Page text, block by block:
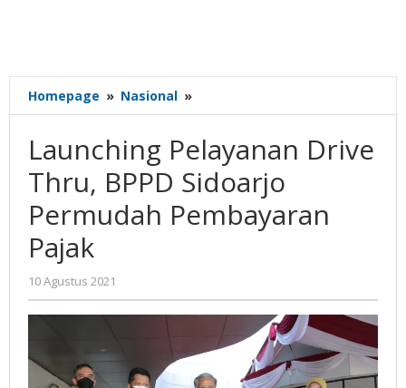
Homepage » Nasional »
Pelayanan
Thru,
BPPD
Sidoarjo
Permudah
Pembayaran
Launching Pelayanan Drive
Thru, BPPD Sidoarjo
Permudah Pembayaran
Pajak
10 Agustus 2021
Nilna
Niswah